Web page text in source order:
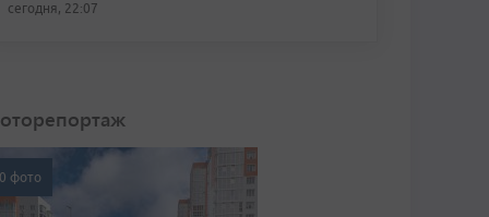
сегодня, 22:07
фото